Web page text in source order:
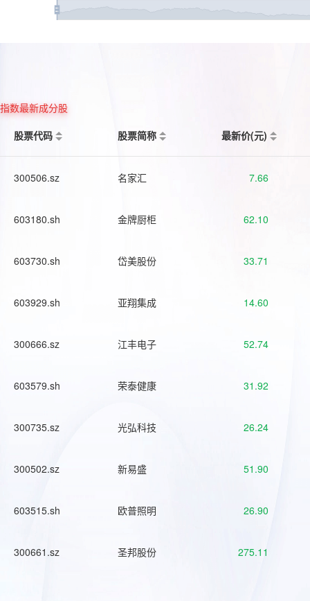
指数最新成分股
股票代码
股票简称 最新价(元)
300506.sz 名家汇 7.66
603180.sh 金牌厨柜 62.10
603730.sh 岱美股份 33.71
603929.sh 亚翔集成 14.60
300666.sz 江丰电子 52.74
603579.sh 荣泰健康 31.92
300735.sz 光弘科技 26.24
300502.sz 新易盛 51.90
603515.sh 欧普照明 26.90
300661.sz 圣邦股份 275.11